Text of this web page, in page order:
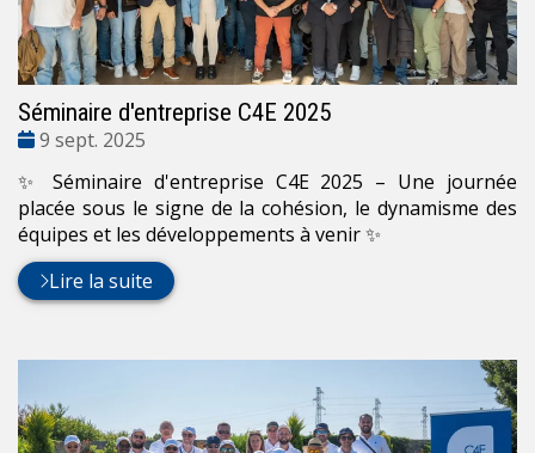
Séminaire d'entreprise C4E 2025
Date
9 sept. 2025
✨ Séminaire d'entreprise C4E 2025 – Une journée
placée sous le signe de la cohésion, le dynamisme des
équipes et les développements à venir ✨
Lire la suite